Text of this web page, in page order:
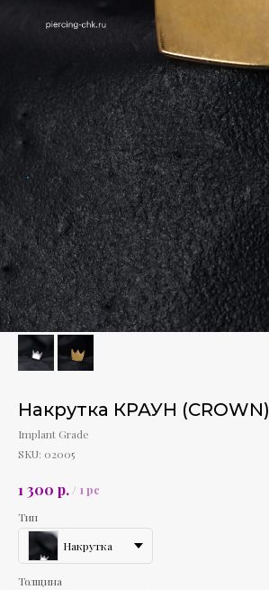
Накрутка КРАУН (CROWN)
Implant Grade
SKU: 02005
1 300 р. / 1 pc
Тип
Накрутка
Толщина